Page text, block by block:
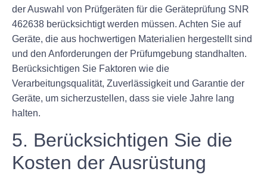
der Auswahl von Prüfgeräten für die Geräteprüfung SNR
462638 berücksichtigt werden müssen. Achten Sie auf
Geräte, die aus hochwertigen Materialien hergestellt sind
und den Anforderungen der Prüfumgebung standhalten.
Berücksichtigen Sie Faktoren wie die
Verarbeitungsqualität, Zuverlässigkeit und Garantie der
Geräte, um sicherzustellen, dass sie viele Jahre lang
halten.
5. Berücksichtigen Sie die
Kosten der Ausrüstung